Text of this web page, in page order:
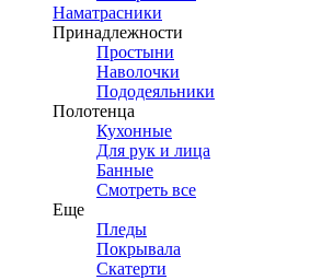
Наматрасники
Принадлежности
Простыни
Наволочки
Пододеяльники
Полотенца
Кухонные
Для рук и лица
Банные
Смотреть все
Еще
Пледы
Покрывала
Скатерти